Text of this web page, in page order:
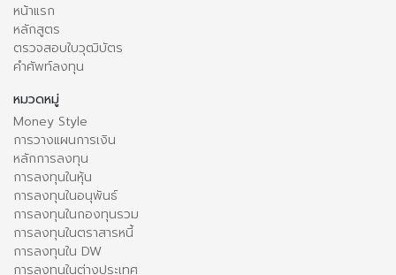
หน้าแรก
หลักสูตร
ตรวจสอบใบวุฒิบัตร
คำศัพท์ลงทุน
หมวดหมู่
Money Style
การวางแผนการเงิน
หลักการลงทุน
การลงทุนในหุ้น
การลงทุนในอนุพันธ์
การลงทุนในกองทุนรวม
การลงทุนในตราสารหนี้
การลงทุนใน DW
การลงทุนในต่างประเทศ